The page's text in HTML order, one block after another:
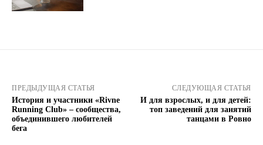
ПРЕДЫДУЩАЯ СТАТЬЯ
История и участники «Rivne
Running Club» – сообщества,
объединившего любителей
бега
СЛЕДУЮЩАЯ СТАТЬЯ
И для взрослых, и для детей:
топ заведений для занятий
танцами в Ровно